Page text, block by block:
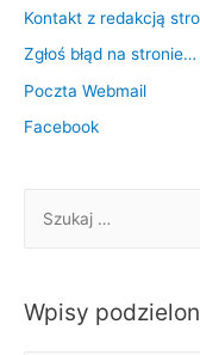
Kontakt z redakcją
Zgłoś błąd na stronie…
Poczta Webmail
Facebook
kWpisy